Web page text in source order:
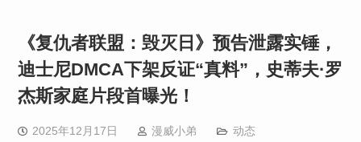
《复仇者联盟：毁灭日》预告泄露实锤，
迪士尼DMCA下架反证“真料”，史蒂夫·罗
杰斯家庭片段首曝光！
2025年12月17日 漫威小弟 动态